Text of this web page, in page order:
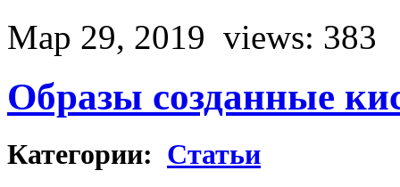
Мар 29, 2019 views: 383
Образы созданные
Категории: Cтатьи